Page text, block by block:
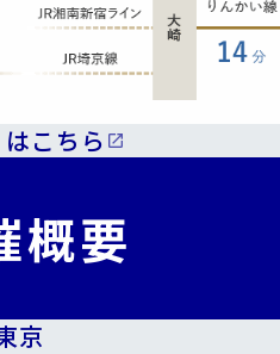
こちら open_in_new
概要
京